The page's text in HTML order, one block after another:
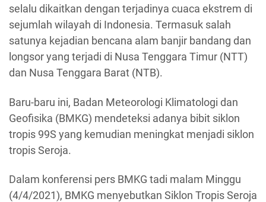
selalu dikaitkan dengan terjadinya cuaca ekstrem di
sejumlah wilayah di Indonesia. Termasuk salah
satunya kejadian bencana alam banjir bandang dan
longsor yang terjadi di Nusa Tenggara Timur (NTT)
dan Nusa Tenggara Barat (NTB).
Baru-baru ini, Badan Meteorologi Klimatologi dan
Geofisika (BMKG) mendeteksi adanya bibit siklon
tropis 99S yang kemudian meningkat menjadi siklon
tropis Seroja.
Dalam konferensi pers BMKG tadi malam Minggu
(4/4/2021), BMKG menyebutkan Siklon Tropis Seroja